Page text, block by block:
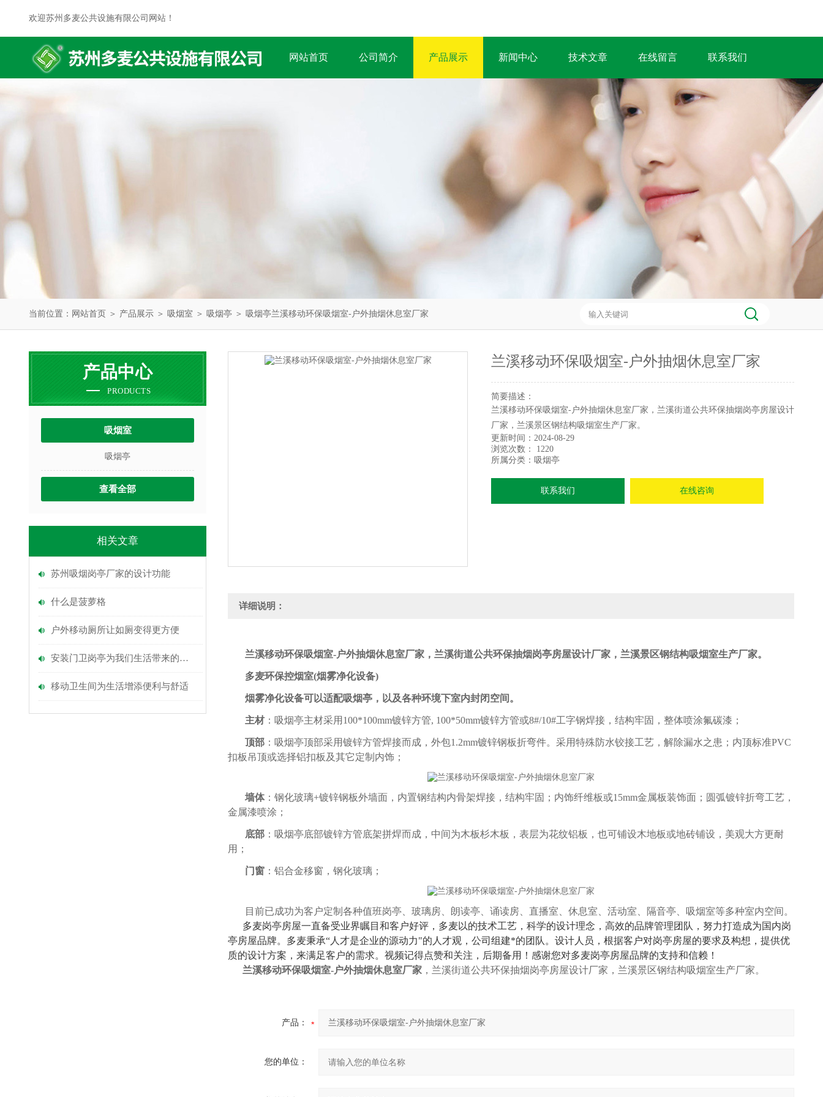
欢迎苏州多麦公共设施有限公司网站！
网站首页 公司简介 产品展示 新闻中心 技术文章 在线留言 联系我们
当前位置： 网站首页 ＞ 产品展示 ＞ 吸烟室 ＞ 吸烟亭 ＞ 吸烟亭兰溪移动环保吸烟室-户外抽烟休息室厂家
产品中心
PRODUCTS
吸烟室
吸烟亭
查看全部
相关文章
苏州吸烟岗亭厂家的设计功能
什么是菠萝格
户外移动厕所让如厕变得更方便
安装门卫岗亭为我们生活带来的多重功能
移动卫生间为生活增添便利与舒适
兰溪移动环保吸烟室-户外抽烟休息室厂家
简要描述：
兰溪移动环保吸烟室-户外抽烟休息室厂家，兰溪街道公共环保抽烟岗亭房屋设计
厂家，兰溪景区钢结构吸烟室生产厂家。
更新时间： 2024-08-29
浏览次数：
1220
所属分类： 吸烟亭
联系我们 在线咨询
详细说明：
兰溪移动环保吸烟室-户外抽烟休息室厂家 ，兰溪街道公共环保抽烟岗亭房屋设计厂家，兰溪景区钢结构吸烟室生产厂家。
多麦环保控烟室(烟雾净化设备)
烟雾净化设备可以适配吸烟亭，以及各种环境下室内封闭空间。
主材 ：吸烟亭主材采用100*100mm镀锌方管, 100*50mm镀锌方管或8#/10#工字钢焊接，结构牢固，整体喷涂氟碳漆；
顶部 ：吸烟亭顶部采用镀锌方管焊接而成，外包1.2mm镀锌钢板折弯件。采用特殊防水铰接工艺，解除漏水之患；内顶标准PVC
扣板吊顶或选择铝扣板及其它定制内饰；
墙体：钢化玻璃+镀锌钢板外墙面，内置钢结构内骨架焊接，结构牢固；内饰纤维板或15mm金属板装饰面；圆弧镀锌折弯工艺，
金属漆喷涂；
底部 ：吸烟亭底部镀锌方管底架拼焊而成，中间为木板杉木板，表层为花纹铝板，也可铺设木地板或地砖铺设，美观大方更耐
用；
门窗 ：铝合金移窗，钢化玻璃；
目前已成功为客户定制各种值班岗亭、玻璃房、朗读亭、诵读房、直播室、休息室、活动室、隔音亭、吸烟室等多种室内空间。
多麦岗亭房屋一直备受业界瞩目和客户好评，多麦以的技术工艺，科学的设计理念，高效的品牌管理团队，努力打造成为国内岗
亭房屋品牌。多麦秉承“人才是企业的源动力"的人才观，公司组建*的团队。设计人员，根据客户对岗亭房屋的要求及构想，提供优
质的设计方案，来满足客户的需求。视频记得点赞和关注，后期备用！感谢您对多麦岗亭房屋品牌的支持和信赖！
兰溪移动环保吸烟室-户外抽烟休息室厂家 ，兰溪街道公共环保抽烟岗亭房屋设计厂家，兰溪景区钢结构吸烟室生产厂家。
产品：
您的单位：